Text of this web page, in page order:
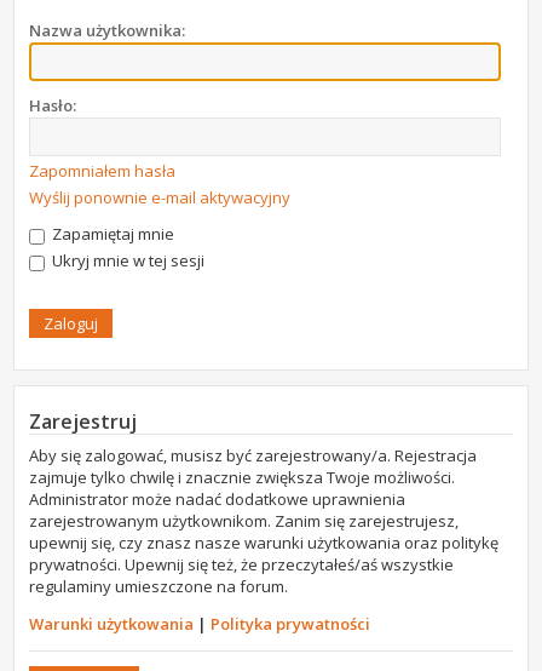
Nazwa użytkownika:
Hasło:
Zapomniałem hasła
Wyślij ponownie e-mail aktywacyjny
Zapamiętaj mnie
Ukryj mnie w tej sesji
Zarejestruj
Aby się zalogować, musisz być zarejestrowany/a. Rejestracja
zajmuje tylko chwilę i znacznie zwiększa Twoje możliwości.
Administrator może nadać dodatkowe uprawnienia
zarejestrowanym użytkownikom. Zanim się zarejestrujesz,
upewnij się, czy znasz nasze warunki użytkowania oraz politykę
prywatności. Upewnij się też, że przeczytałeś/aś wszystkie
regulaminy umieszczone na forum.
Warunki użytkowania | Polityka prywatności